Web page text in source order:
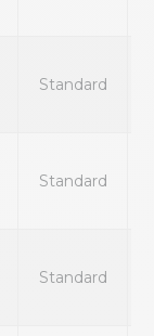
Standard
Standard
Standard